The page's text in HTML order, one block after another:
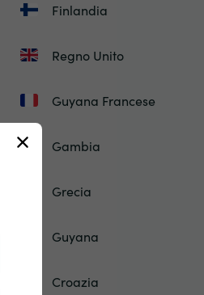
Finlandia
Regno Unito
Guyana Francese
Gambia
Grecia
Guyana
Croazia